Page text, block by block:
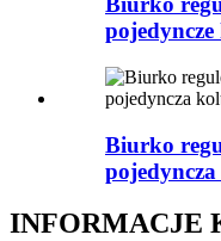
Biurko
INFORMACJE